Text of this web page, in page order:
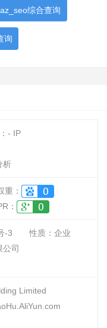
综合查询
询
- IP
析
重：
：
-3 性质： 企业
公司
Limited